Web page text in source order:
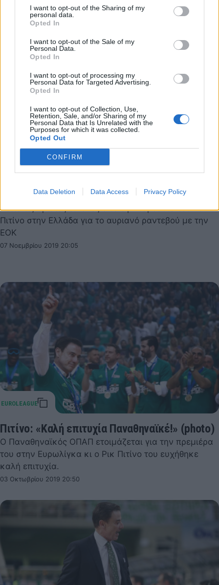
I want to opt-out of the Sharing of my
personal data.
Opted In
I want to opt-out of the Sale of my
Personal Data.
Opted In
I want to opt-out of processing my
Personal Data for Targeted Advertising.
Opted In
I want to opt-out of Collection, Use,
Retention, Sale, and/or Sharing of my
Personal Data that Is Unrelated with the
Purposes for which it was collected.
Opted Out
CONFIRM
Data Deletion Data Access Privacy Policy
09 Νοεμβρίου 2019 19:28
εικόνες (photos)
Δείτε τις πρώτες εικόνες από την παρουσία του Ρικ
Πιτίνο στην Ελλάδα για το αυριανό ραντεβού με την
ΕΟΚ
07 Νοεμβρίου 2019 20:05
Πιτίνο: «Καλή επιτυχία Παναθηναϊκέ!» (photo)
Ο Παναθηναϊκός ΟΠΑΠ ετοιμάζεται για την πρεμιέρα
του στην Ευρωλίγκα κι ο Ρικ Πιτίνο του ευχήθηκε
καλή επιτυχία.
03 Οκτωβρίου 2019 20:50